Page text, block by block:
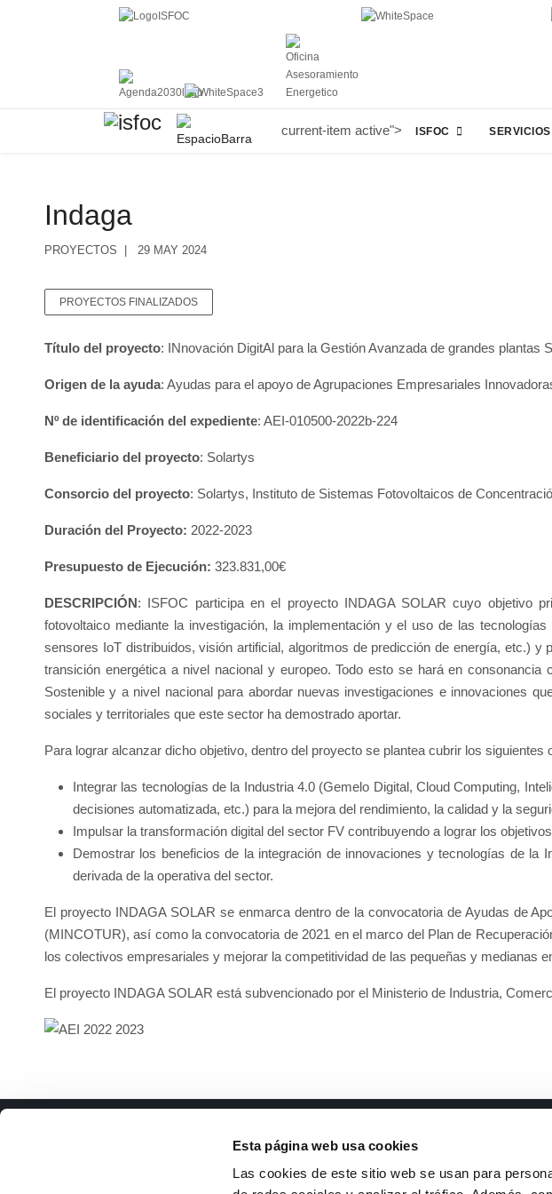
Esta página web usa cookies
Las cookies de este sitio web se usan para
current-item active"> ISFOC SERVICIOS
Indaga
PROYECTOS 29 MAY 2024
PROYECTOS FINALIZADOS
Título del proyecto: INnovación DigitAl para la Gestión Avanzada de grandes plantas
Origen de la ayuda: Ayudas para el apoyo de Agrupaciones Empresariales
Nº de identificación del expediente: AEI-010500-2022b-224
Beneficiario del proyecto: Solartys
Consorcio del proyecto: Solartys, Instituto de Sistemas Fotovoltaicos de
Duración del Proyecto: 2022-2023
Presupuesto de Ejecución: 323.831,00€
DESCRIPCIÓN: ISFOC participa en el proyecto INDAGA SOLAR cuyo objetivo
fotovoltaico mediante la investigación, la implementación y el uso de las
sensores IoT distribuidos, visión artificial, algoritmos de predicción de energía, etc.)
transición energética a nivel nacional y europeo. Todo esto se hará en
Sostenible y a nivel nacional para abordar nuevas investigaciones e innovaciones
sociales y territoriales que este sector ha demostrado aportar.
Para lograr alcanzar dicho objetivo, dentro del proyecto se plantea cubrir los siguientes
Integrar las tecnologías de la Industria 4.0 (Gemelo Digital, Cloud Computing,
decisiones automatizada, etc.) para la mejora del rendimiento, la calidad y la
Impulsar la transformación digital del sector FV contribuyendo a lograr los
Demostrar los beneficios de la integración de innovaciones y tecnologías de
derivada de la operativa del sector.
El proyecto INDAGA SOLAR se enmarca dentro de la convocatoria de Ayudas de
(MINCOTUR), así como la convocatoria de 2021 en el marco del Plan de
los colectivos empresariales y mejorar la competitividad de las pequeñas y medianas
El proyecto INDAGA SOLAR está subvencionado por el Ministerio de Industria,
Documentos de interés
Lineas I+D
Transparencia y buen